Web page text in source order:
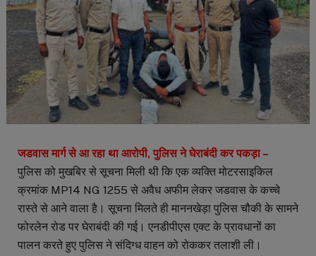
जडवास मार्ग से आ रहा था आरोपी, पुलिस ने घेराबंदी कर पकड़ा –
पुलिस को मुखबिर से सूचना मिली थी कि एक व्यक्ति मोटरसाइकिल
क्रमांक MP14 NG 1255 से अवैध अफीम लेकर जडवास के कच्चे
रास्ते से आने वाला है। सूचना मिलते ही माननखेड़ा पुलिस चौकी के सामने
फोरलेन रोड पर घेराबंदी की गई। एनडीपीएस एक्ट के प्रावधानों का
पालन करते हुए पुलिस ने संदिग्ध वाहन को रोककर तलाशी ली।